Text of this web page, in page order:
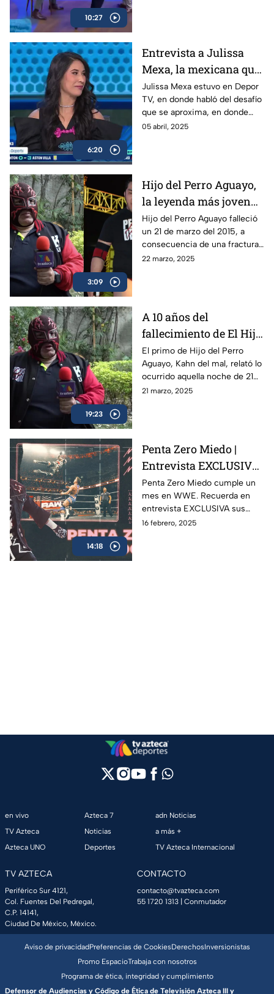
10:27
6:20
Entrevista a Julissa
Mexa, la mexicana que
expondrá su cabellera
Julissa Mexa estuvo en Depor
TV, en donde habló del desafío
que se aproxima, en donde
expondrá su cabellera ante
05 abril, 2025
3:09
Hijo del Perro Aguayo,
la leyenda más joven
de la lucha libre en
morir | A una década de
su fallecimiento
Hijo del Perro Aguayo falleció
un 21 de marzo del 2015, a
consecuencia de una fractura
cervical mientras luchaba en
22 marzo, 2025
19:23
A 10 años del
fallecimiento de El Hijo
del Perro Aguayo |
Kahn del Mal, primo
del luchador, recuerda
la trágica noche
El primo de Hijo del Perro
Aguayo, Kahn del mal, relató lo
ocurrido aquella noche de 21
de marzo del 2015 en Tijuana,
21 marzo, 2025
14:18
Penta Zero Miedo |
Entrevista EXCLUSIVA
con la figura mexicana
en WWE
Penta Zero Miedo cumple un
mes en WWE. Recuerda en
entrevista EXCLUSIVA sus
inicios, su pasión por la lucha
16 febrero, 2025
en vivo
TV Azteca
Azteca UNO
Azteca 7
Noticias
Deportes
adn Noticias
a más +
TV Azteca Internacional
TV AZTECA
Periférico Sur 4121,
Col. Fuentes Del Pedregal,
C.P. 14141,
Ciudad De México, México.
CONTACTO
contacto@tvazteca.com
55 1720 1313 | Conmutador
Aviso de privacidadPreferencias de CookiesDerechosInversionistas
Promo EspacioTrabaja con nosotros
Programa de ética, integridad y cumplimiento
Defensor de Audiencias y Código de Ética de Televisión Azteca III y